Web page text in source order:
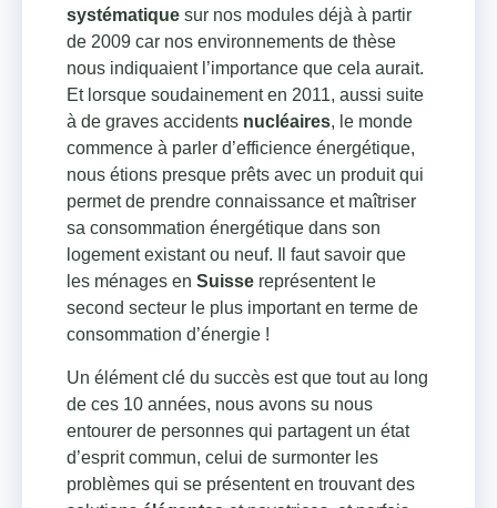
systématique sur nos modules déjà à partir
de 2009 car nos environnements de thèse
nous indiquaient l’importance que cela aurait.
Et lorsque soudainement en 2011, aussi suite
à de graves accidents nucléaires, le monde
commence à parler d’efficience énergétique,
nous étions presque prêts avec un produit qui
permet de prendre connaissance et maîtriser
sa consommation énergétique dans son
logement existant ou neuf. Il faut savoir que
les ménages en Suisse représentent le
second secteur le plus important en terme de
consommation d’énergie !
Un élément clé du succès est que tout au long
de ces 10 années, nous avons su nous
entourer de personnes qui partagent un état
d’esprit commun, celui de surmonter les
problèmes qui se présentent en trouvant des